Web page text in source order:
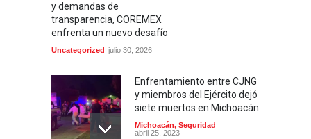
y demandas de
transparencia, COREMEX
enfrenta un nuevo desafío
Uncategorized julio 30, 2026
Enfrentamiento entre CJNG
y miembros del Ejército dejó
siete muertos en Michoacán
Michoacán, Seguridad
abril 25, 2023